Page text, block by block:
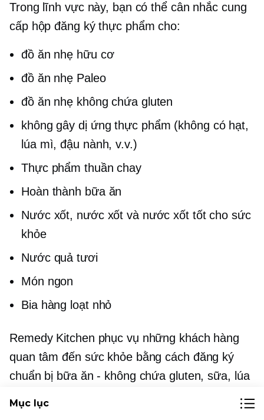
Trong lĩnh vực này, bạn có thể cân nhắc cung
cấp hộp đăng ký thực phẩm cho:
đồ ăn nhẹ hữu cơ
đồ ăn nhẹ Paleo
đồ ăn nhẹ không chứa gluten
không gây dị ứng thực phẩm (không có hạt,
lúa mì, đậu nành, v.v.)
Thực phẩm thuần chay
Hoàn thành bữa ăn
Nước xốt, nước xốt và nước xốt tốt cho sức
khỏe
Nước quả tươi
Món ngon
Bia hàng loạt nhỏ
Remedy Kitchen phục vụ những khách hàng
quan tâm đến sức khỏe bằng cách đăng ký
chuẩn bị bữa ăn - không chứa gluten, sữa, lúa
Mục lục